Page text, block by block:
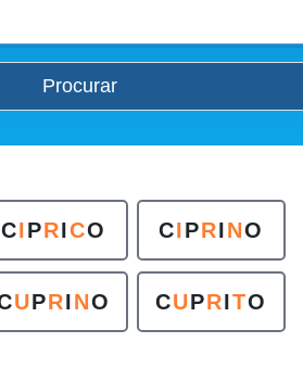
Procurar
CIPRICO CIPRINO
UPRINO CUPRITO